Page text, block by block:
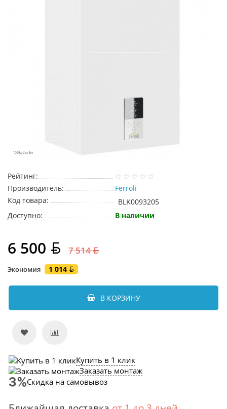
Рейтинг:
Производитель:
Ferroli
Код товара:
BLK0093205
Доступно:
В наличии
6 500 7 514
Экономия 1 014
В КОРЗИНУ
Купить в 1 клик
Заказать монтаж
Скидка на самовывоз